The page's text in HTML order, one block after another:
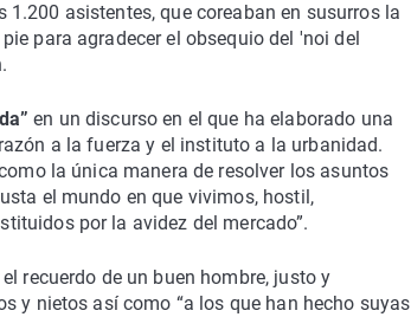
asistentes, que coreaban en susurros la
para agradecer el obsequio del 'noi del
en un discurso en el que ha elaborado una
a la fuerza y el instituto a la urbanidad.
la única manera de resolver los asuntos
el mundo en que vivimos, hostil,
por la avidez del mercado”.
recuerdo de un buen hombre, justo y
y nietos así como “a los que han hecho suyas